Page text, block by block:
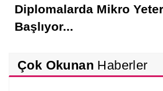
Diplomalarda Mikro
Başlıyor...
Çok Okunan Haberler